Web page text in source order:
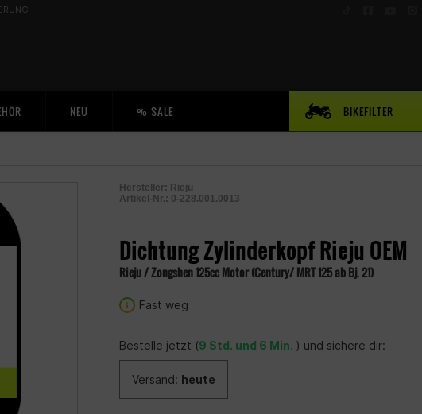
NEU % SALE BIKEFILTER
Hersteller: Rieju
Artikel-Nr.: 0-228.001.0013
Dichtung Zylinderkopf Rieju OEM
Rieju / Zongshen 125cc Motor (Century/ MRT 125 ab Bj. 21)
Fast weg
Bestelle jetzt (9 Std. und 6 Min. ) und sichere dir:
Versand: heute